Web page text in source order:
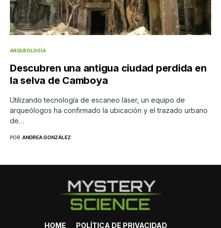
ARQUEOLOGÍA
Descubren una antigua ciudad perdida en
la selva de Camboya
Utilizando tecnología de escaneo láser, un equipo de
arqueólogos ha confirmado la ubicación y el trazado urbano
de…
POR ANDREA GONZÁLEZ
HOME POLÍTICA DE PRIVACIDAD